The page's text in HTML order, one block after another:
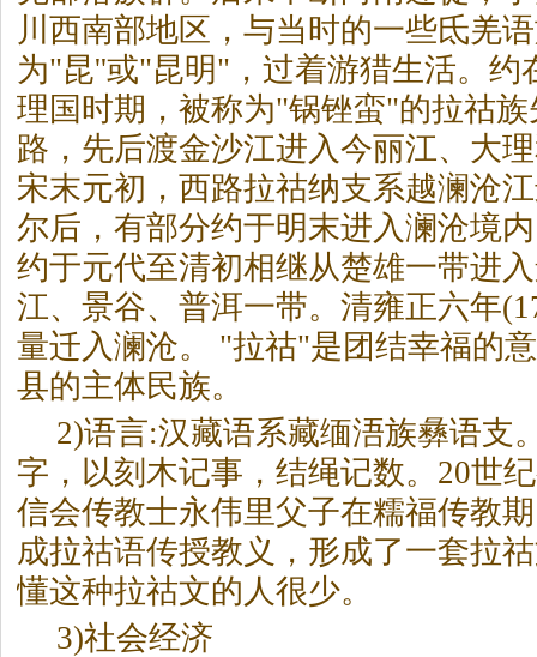
川西南部地区，与当时的一些氐羌
为"昆''或"昆明"，过着游猎生活。约
理国时期，被称为"锅锉蛮"的拉祜
路，先后渡金沙江进入今丽江、大
宋末元初，西路拉祜纳支系越澜沧
尔后，有部分约于明末进入澜沧境
约于元代至清初相继从楚雄一带进
江、景谷、普洱一带。清雍正六年
量迁入澜沧。 "拉祜"是团结幸福的
县的主体民族。
2)语言:汉藏语系藏缅浯族彝语支
字，以刻木记事，结绳记数。20世
信会传教士永伟里父子在糯福传教
成拉祜语传授教义，形成了一套拉
懂这种拉祜文的人很少。
3)社会经济